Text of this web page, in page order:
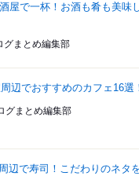
屋で一杯！お酒も肴も美味
グまとめ編集部
辺でおすすめのカフェ16選
グまとめ編集部
辺で寿司！こだわりのネタ